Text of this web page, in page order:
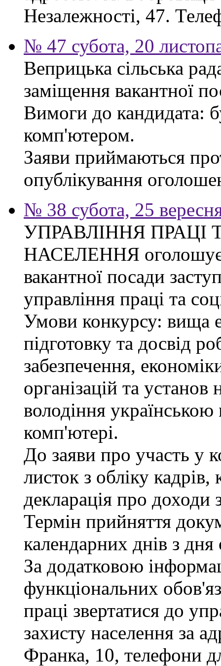
Незалежності, 47.
№ 47 субота, 20
Веприцька сільська
заміщення вакантної
Вимоги до кандидата:
комп'ютером.
Заяви приймаються
опублікування
№ 38 субота, 25
УПРАВЛІННЯ ПРАЦІ
НАСЕЛЕННЯ оголошує
вакантної посади
управління праці та
Умови конкурсу: вища
підготовку та досвід
забезпечення,
організацій та
володіння
комп'ютері.
До заяви про участь у
листок з обліку
декларація про доходи
Термін прийняття
календарних днів з
За додатковою
функціональних
праці звертатися до
захисту населення за
Франка, 10, телефони